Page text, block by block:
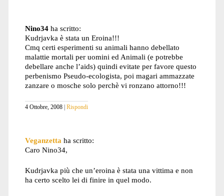
Nino34 ha scritto:
Kudrjavka è stata un Eroina!!!
Cmq certi esperimenti su animali hanno debellato
malattie mortali per uomini ed Animali (e potrebbe
debellare anche l’aids) quindi evitate per favore questo
perbenismo Pseudo-ecologista, poi magari ammazzate
zanzare o mosche solo perchè vi ronzano attorno!!!
4 Ottobre, 2008 Rispondi
Veganzetta ha scritto:
Caro Nino34,
Kudrjavka più che un’eroina è stata una vittima e non
ha certo scelto lei di finire in quel modo.